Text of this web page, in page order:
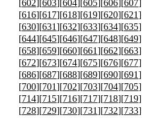
[602][603][604][605][606][607
[616][617][618][619][620][621
[630][631][632][633][634][635
[644][645][646][647][648][649
[658][659][660][661][662][663
[672][673][674][675][676][677
[686][687][688][689][690][691
[700][701][702][703][704][705
[714][715][716][717][718][719
[728][729][730][731][732][733